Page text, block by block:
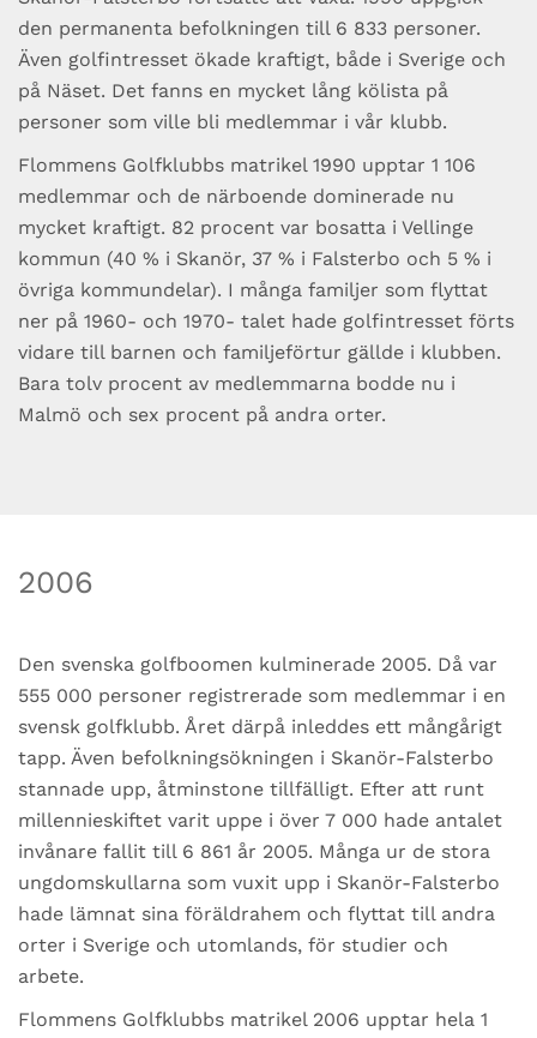
den permanenta befolkningen till 6 833 personer.
Även golfintresset ökade kraftigt, både i Sverige och
på Näset. Det fanns en mycket lång kölista på
personer som ville bli medlemmar i vår klubb.
Flommens Golfklubbs matrikel 1990 upptar 1 106
medlemmar och de närboende dominerade nu
mycket kraftigt. 82 procent var bosatta i Vellinge
kommun (40 % i Skanör, 37 % i Falsterbo och 5 % i
övriga kommundelar). I många familjer som flyttat
ner på 1960- och 1970- talet hade golfintresset förts
vidare till barnen och familjeförtur gällde i klubben.
Bara tolv procent av medlemmarna bodde nu i
Malmö och sex procent på andra orter.
2006
Den svenska golfboomen kulminerade 2005. Då var
555 000 personer registrerade som medlemmar i en
svensk golfklubb. Året därpå inleddes ett mångårigt
tapp. Även befolkningsökningen i Skanör-Falsterbo
stannade upp, åtminstone tillfälligt. Efter att runt
millennieskiftet varit uppe i över 7 000 hade antalet
invånare fallit till 6 861 år 2005. Många ur de stora
ungdomskullarna som vuxit upp i Skanör-Falsterbo
hade lämnat sina föräldrahem och flyttat till andra
orter i Sverige och utomlands, för studier och
arbete.
Flommens Golfklubbs matrikel 2006 upptar hela 1